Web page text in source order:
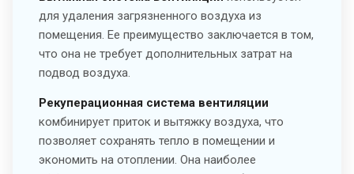
для удаления загрязненного воздуха из
помещения. Ее преимущество заключается в том,
что она не требует дополнительных затрат на
подвод воздуха.
Рекуперационная система вентиляции
комбинирует приток и вытяжку воздуха, что
позволяет сохранять тепло в помещении и
экономить на отоплении. Она наиболее